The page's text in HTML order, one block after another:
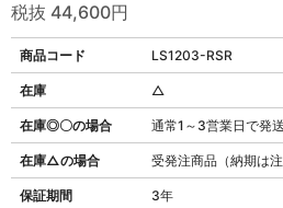
税抜 44,600円
商品コード LS1203-RSR
在庫◎〇の場合 通常1～3営業日で発送
在庫△の場合 受発注商品（納期は注
保証期間 3年
在庫 △